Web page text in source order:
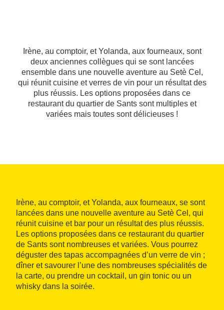
Irène, au comptoir, et Yolanda, aux fourneaux, sont
deux anciennes collègues qui se sont lancées
ensemble dans une nouvelle aventure au Setè Cel,
qui réunit cuisine et verres de vin pour un résultat des
plus réussis. Les options proposées dans ce
restaurant du quartier de Sants sont multiples et
variées mais toutes sont délicieuses !
Irène, au comptoir, et Yolanda, aux fourneaux, se sont
lancées dans une nouvelle aventure au Setè Cel, qui
réunit cuisine et bar pour un résultat des plus réussis.
Les options proposées dans ce restaurant du quartier
de Sants sont nombreuses et variées. Vous pourrez
déguster des tapas accompagnées d’un verre de vin ;
dîner et savourer l’une des nombreuses spécialités de
la carte, ou prendre un cocktail, un gin tonic ou un
whisky dans la soirée.